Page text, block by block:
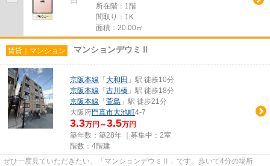
所在階：1階
間取り：1K
面積：20.00㎡
賃貸｜マンション マンションデウミⅡ
京阪本線 「 大和田 」駅 徒歩10分
京阪本線 「 古川橋 」駅 徒歩18分
京阪本線 「 萱島 」駅 徒歩21分
大阪府門真市大池町4-7
3.3万円～3.5万円
築年数：築28年 ｜募集中： 2室
階数：4階建
ぜひ一度見ていただきたい、「マンションデウミⅡ」です。歩いて4分の場所